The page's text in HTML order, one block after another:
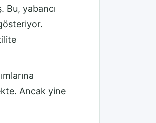
Bu, yabancı
Ancak yine